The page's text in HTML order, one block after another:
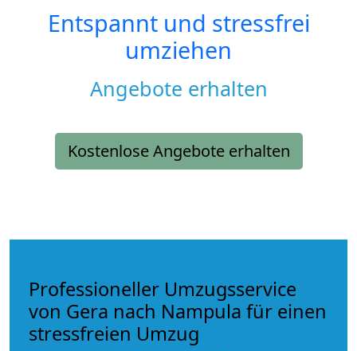
Entspannt und stressfrei
umziehen
Angebote erhalten
Kostenlose Angebote erhalten
Professioneller Umzugsservice
von Gera nach Nampula für einen
stressfreien Umzug